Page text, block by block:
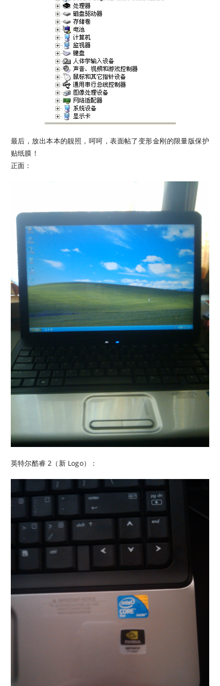
最后，放出本本的靓照，呵呵，表面帖了变形金刚的限量版保护
贴纸膜！
正面：
英特尔酷睿 2（新 Logo）：